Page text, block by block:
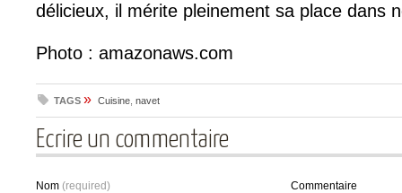
délicieux, il mérite pleinement sa place dans
Photo : amazonaws.com
TAGS » Cuisine navet
Ecrire un commentaire
Nom (required) Commentaire